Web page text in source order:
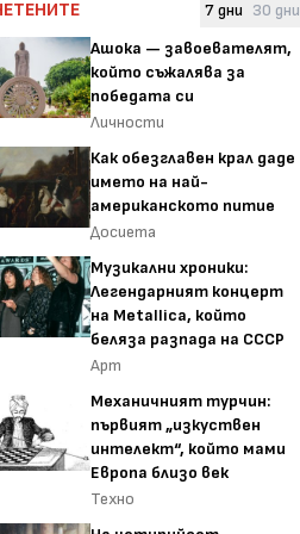
7 дни 30 дни
Ашока — завоевателят,
който съжалява за
победата си
Личности
Как обезглавен крал даде
името на най-
американското питие
Досиета
Музикални хроники:
Легендарният концерт
на Metallica, който
беляза разпада на СССР
Арт
Механичният турчин:
първият „изкуствен
интелект“, който мами
Европа близо век
Техно